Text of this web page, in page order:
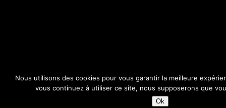
Nous utilisons des cookies pour vous garantir la meilleure
vous continuez à utiliser ce site, nous supposerons que
Ok